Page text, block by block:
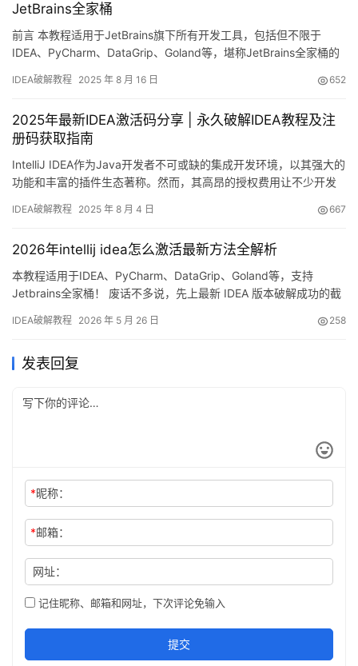
JetBrains全家桶
前言 本教程适用于JetBrains旗下所有开发工具，包括但不限于
IDEA、PyCharm、DataGrip、Goland等，堪称JetBrains全家桶的
看到已经顺利激活至2099年，完全不用担心到期问题！ 接下来，我
年。这个方法…
IDEA破解教程 2025 年 8 月 16 日 652
2025年最新IDEA激活码分享 | 永久破解IDEA教程及注
册码获取指南
IntelliJ IDEA作为Java开发者不可或缺的集成开发环境，以其强大的
功能和丰富的插件生态著称。然而，其高昂的授权费用让不少开发
让您的开发工具有效期延长至2099年！ 本教程适用于Windows、
操作步骤，保证100%激…
IDEA破解教程 2025 年 8 月 4 日 667
2026年intellij idea怎么激活最新方法全解析
本教程适用于IDEA、PyCharm、DataGrip、Goland等，支持
Jetbrains全家桶！ 废话不多说，先上最新 IDEA 版本破解成功的截
我就将通过图文的方式, 来详细讲解如何激活 IDEA至 2099 年。 当
统，什么…
IDEA破解教程 2026 年 5 月 26 日 258
发表回复
*昵称：
*邮箱：
网址：
记住昵称、邮箱和网址，下次评论免输入
提交